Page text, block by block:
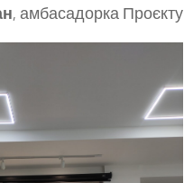
, амбасадорка Проєкту